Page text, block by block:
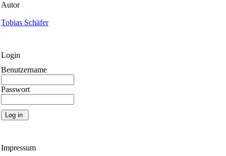
Autor
Tobias Schäfer
Login
Benutzername
Passwort
Impressum